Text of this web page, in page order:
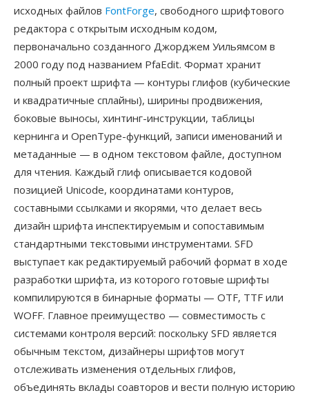
исходных файлов FontForge, свободного шрифтового
редактора с открытым исходным кодом,
первоначально созданного Джорджем Уильямсом в
2000 году под названием PfaEdit. Формат хранит
полный проект шрифта — контуры глифов (кубические
и квадратичные сплайны), ширины продвижения,
боковые выносы, хинтинг-инструкции, таблицы
кернинга и OpenType-функций, записи именований и
метаданные — в одном текстовом файле, доступном
для чтения. Каждый глиф описывается кодовой
позицией Unicode, координатами контуров,
составными ссылками и якорями, что делает весь
дизайн шрифта инспектируемым и сопоставимым
стандартными текстовыми инструментами. SFD
выступает как редактируемый рабочий формат в ходе
разработки шрифта, из которого готовые шрифты
компилируются в бинарные форматы — OTF, TTF или
WOFF. Главное преимущество — совместимость с
системами контроля версий: поскольку SFD является
обычным текстом, дизайнеры шрифтов могут
отслеживать изменения отдельных глифов,
объединять вклады соавторов и вести полную историю